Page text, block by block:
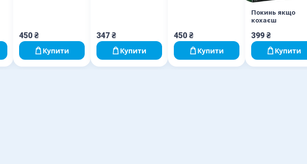
450 ₴
Купити
347 ₴
Купити
450 ₴
Купити
Покинь якщо
кохаєш
399 ₴
Купити